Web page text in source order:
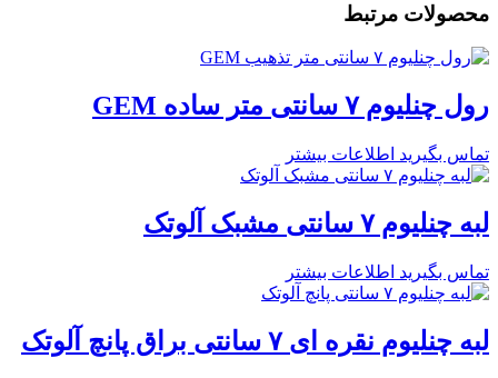
محصولات مرتبط
رول چنلیوم ۷ سانتی متر ساده GEM
تماس بگیرید اطلاعات بیشتر
لبه چنلیوم ۷ سانتی مشبک آلوتک
تماس بگیرید اطلاعات بیشتر
لبه چنلیوم نقره ای ۷ سانتی براق پانچ آلوتک